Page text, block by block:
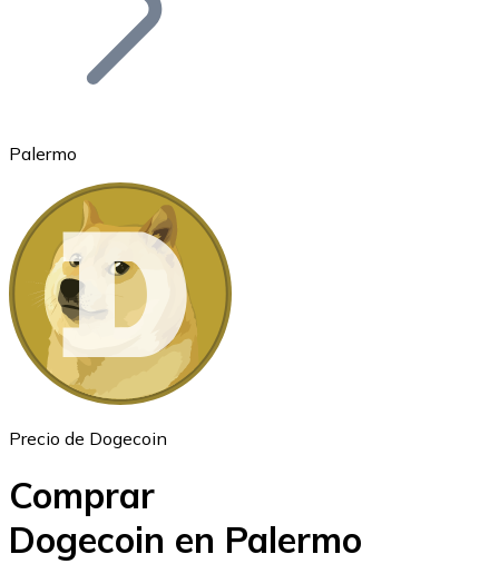
Ethereum
ETH
Palermo
Precio de Dogecoin
Comprar
Dogecoin en Palermo